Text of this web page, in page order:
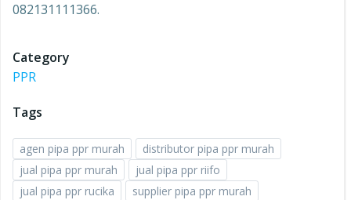
082131111366.
Category
PPR
Tags
agen pipa ppr murah
distributor pipa ppr murah
jual pipa ppr murah
jual pipa ppr riifo
jual pipa ppr rucika
supplier pipa ppr murah